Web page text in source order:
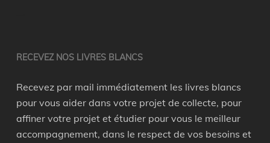
RECEVEZ NOS LIVRES BLANCS
Recevez par mail immédiatement les livres blancs
pour vous aider dans votre projet de collecte, pour
affiner votre projet et étudier pour vous le meilleur
accompagnement, dans le respect de vos besoins et